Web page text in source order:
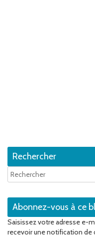
Rechercher
Abonnez-vous à ce
Saisissez votre adresse e-
recevoir une notification de